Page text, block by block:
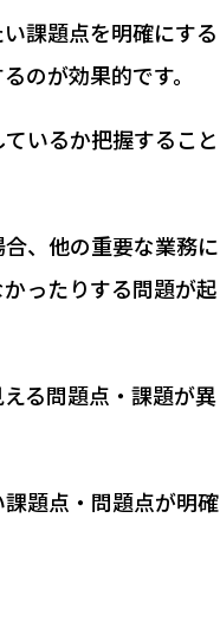
課題点を明確にする
のが効果的です。
いるか把握すること
、他の重要な業務に
ったりする問題が起
る問題点・課題が異
題点・問題点が明確